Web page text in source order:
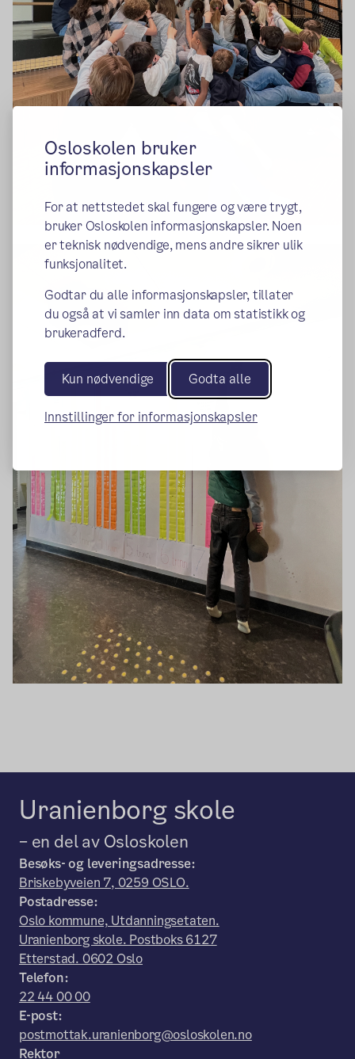
Osloskolen bruker
informasjonskapsler
For at nettstedet skal fungere og være trygt,
bruker Osloskolen informasjonskapsler. Noen
er teknisk nødvendige, mens andre sikrer ulik
funksjonalitet.
Godtar du alle informasjonskapsler, tillater
du også at vi samler inn data om statistikk og
brukeradferd.
Kun nødvendige Godta alle
Innstillinger for informasjonskapsler
Uranienborg skole
– en del av Osloskolen
Besøks- og leveringsadresse:
Briskebyveien 7, 0259 OSLO.
Postadresse:
Oslo kommune, Utdanningsetaten.
Uranienborg skole. Postboks 6127
Etterstad. 0602 Oslo
Telefon:
22 44 00 00
E-post:
postmottak.uranienborg@osloskolen.no
Rektor